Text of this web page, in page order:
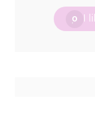
0 I